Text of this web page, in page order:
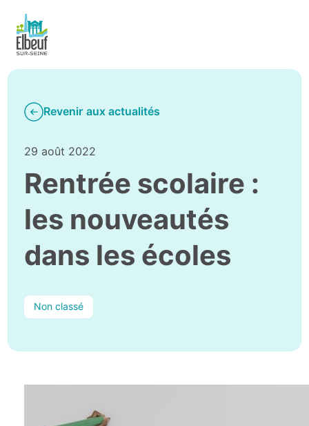
Revenir aux actualités
29 août 2022
Rentrée scolaire :
les nouveautés
dans les écoles
Non classé